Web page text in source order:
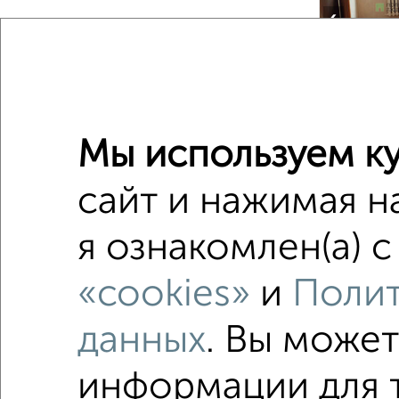
‹
3-к
Поиск по
в
Мы используем
сайт и нажимая
я ознакомлен(а) с
«cookies» и
данных. Вы
информации для